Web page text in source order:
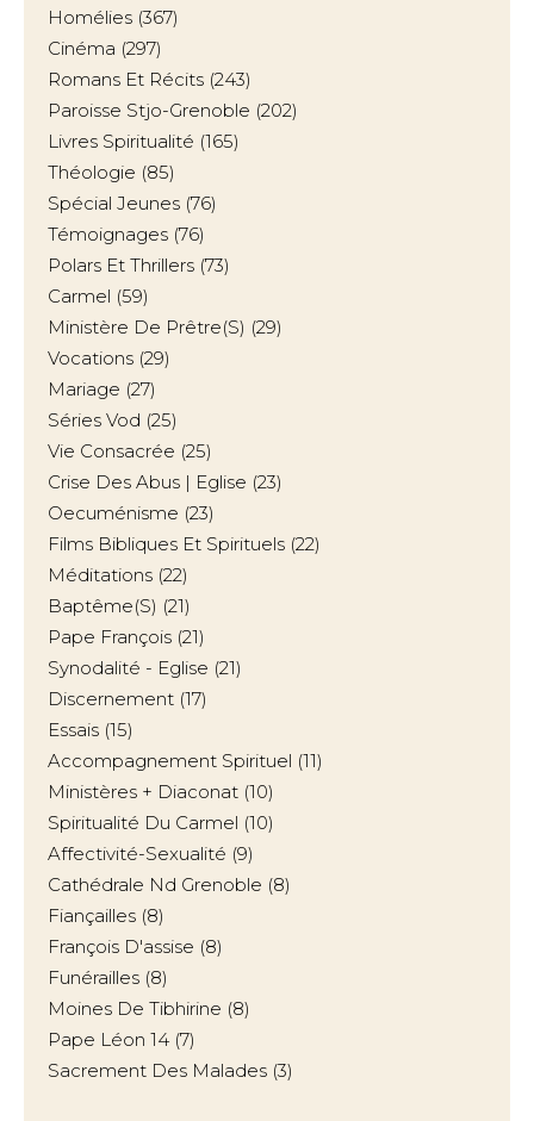
Homélies (367)
Cinéma (297)
Romans Et Récits (243)
Paroisse Stjo-Grenoble (202)
Livres Spiritualité (165)
Théologie (85)
Spécial Jeunes (76)
Témoignages (76)
Polars Et Thrillers (73)
Carmel (59)
Ministère De Prêtre(s) (29)
Vocations (29)
Mariage (27)
Séries Vod (25)
Vie Consacrée (25)
Crise Des Abus | Eglise (23)
Oecuménisme (23)
Films Bibliques Et Spirituels (22)
Méditations (22)
Baptême(s) (21)
Pape François (21)
Synodalité - Eglise (21)
Discernement (17)
Essais (15)
Accompagnement Spirituel (11)
Ministères + Diaconat (10)
Spiritualité Du Carmel (10)
Affectivité-Sexualité (9)
Cathédrale Nd Grenoble (8)
Fiançailles (8)
François D'assise (8)
Funérailles (8)
Moines De Tibhirine (8)
Pape Léon 14 (7)
Sacrement Des Malades (3)